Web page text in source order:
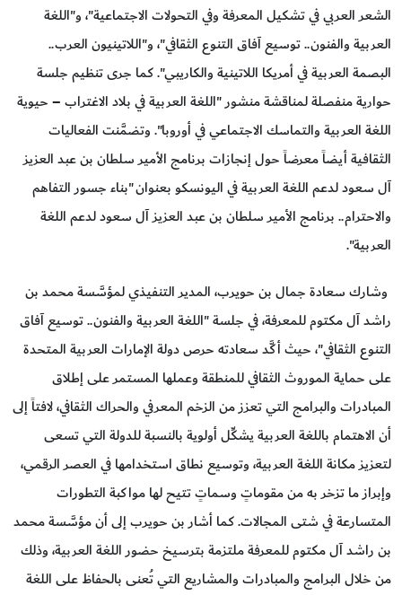
الشعر العربي في تشكيل المعرفة وفي التحولات الاجتماعية"، و"اللغة
العربية والفنون.. توسيع آفاق التنوع الثقافي"، و"اللاتينيون العرب..
البصمة العربية في أمريكا اللاتينية والكاريبي". كما جرى تنظيم جلسة
حوارية منفصلة لمناقشة منشور "اللغة العربية في بلاد الاغتراب – حيوية
اللغة العربية والتماسك الاجتماعي في أوروبا". وتضمَّنت الفعاليات
الثقافية أيضاً معرضاً حول إنجازات برنامج الأمير سلطان بن عبد العزيز
آل سعود لدعم اللغة العربية في اليونسكو بعنوان "بناء جسور التفاهم
والاحترام.. برنامج الأمير سلطان بن عبد العزيز آل سعود لدعم اللغة
العربية".
وشارك سعادة جمال بن حويرب، المدير التنفيذي لمؤسَّسة محمد بن
راشد آل مكتوم للمعرفة، في جلسة "اللغة العربية والفنون.. توسيع آفاق
التنوع الثقافي"، حيث أكَّد سعادته حرص دولة الإمارات العربية المتحدة
على حماية الموروث الثقافي للمنطقة وعملها المستمر على إطلاق
المبادرات والبرامج التي تعزز من الزخم المعرفي والحراك الثقافي، لافتاً إلى
أن الاهتمام باللغة العربية يشكِّل أولوية بالنسبة للدولة التي تسعى
لتعزيز مكانة اللغة العربية، وتوسيع نطاق استخدامها في العصر الرقمي،
وإبراز ما تزخر به من مقوماتٍ وسماتٍ تتيح لها مواكبة التطورات
المتسارعة في شتى المجالات. كما أشار بن حويرب إلى أن مؤسَّسة محمد
بن راشد آل مكتوم للمعرفة ملتزمة بترسيخ حضور اللغة العربية، وذلك
من خلال البرامج والمبادرات والمشاريع التي تُعنى بالحفاظ على اللغة